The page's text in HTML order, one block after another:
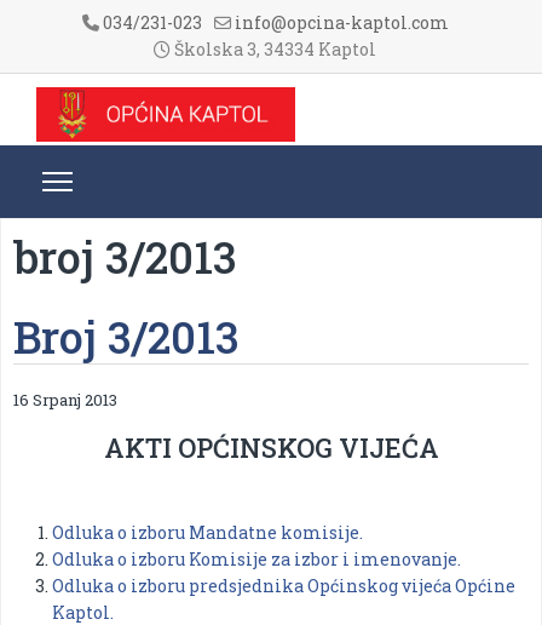
034/231-023
info@opcina-kaptol.com
Školska 3, 34334 Kaptol
broj 3/2013
Broj 3/2013
16 Srpanj 2013
AKTI OPĆINSKOG VIJEĆA
Odluka o izboru Mandatne komisije.
Odluka o izboru Komisije za izbor i imenovanje.
Odluka o izboru predsjednika Općinskog vijeća Općine
Kaptol.